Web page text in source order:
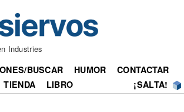
Industries
BUSCAR HUMOR
CONTACTAR
TIENDA LIBRO ¡SALTA!